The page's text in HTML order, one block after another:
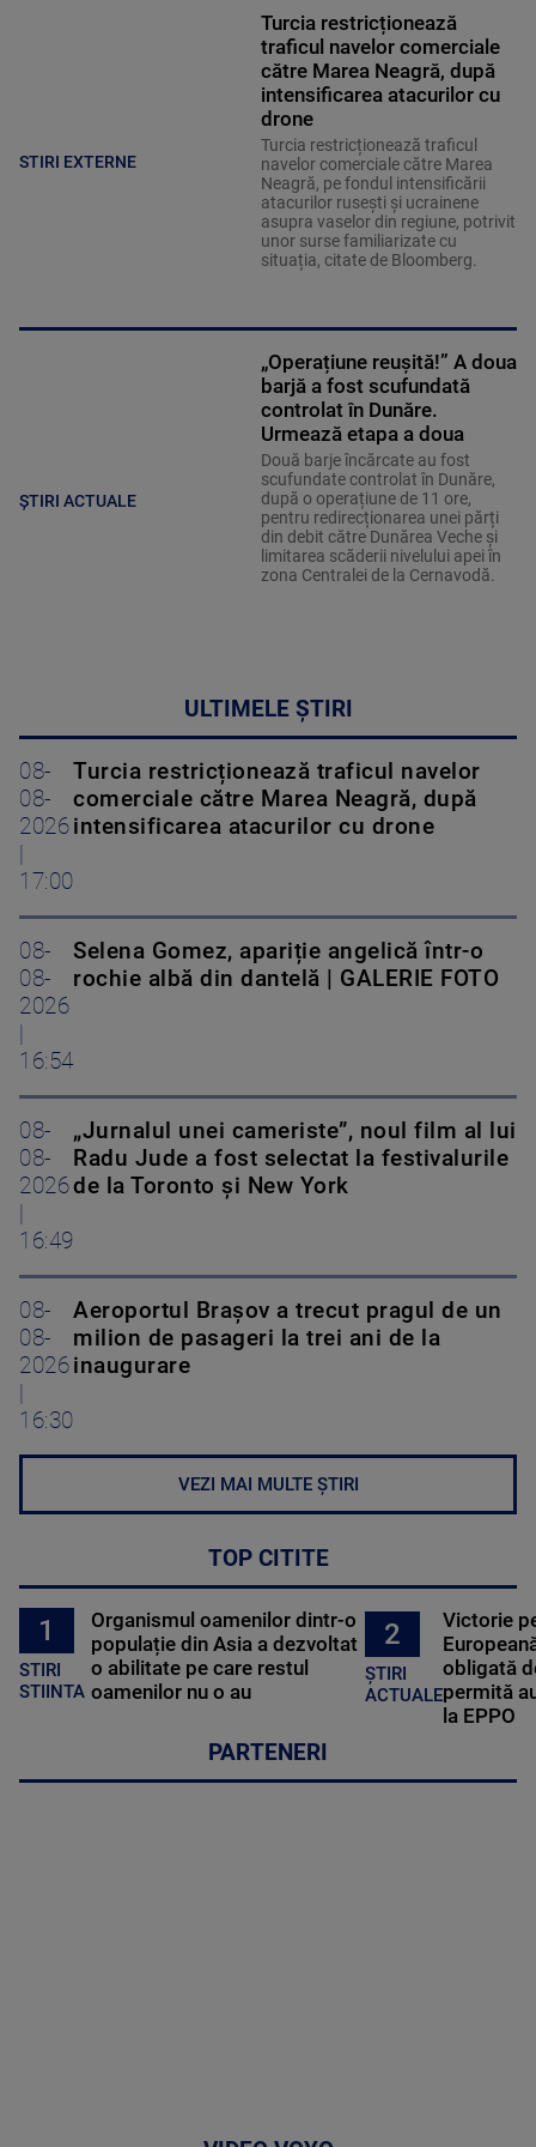
STIRI EXTERNE
Turcia restricționează
traficul navelor comerciale
către Marea Neagră, după
intensificarea atacurilor cu
drone
Turcia restricționează traficul
navelor comerciale către Marea
Neagră, pe fondul intensificării
atacurilor rusești și ucrainene
asupra vaselor din regiune, potrivit
unor surse familiarizate cu
situația, citate de Bloomberg.
ȘTIRI ACTUALE
„Operațiune reușită!” A doua
barjă a fost scufundată
controlat în Dunăre.
Urmează etapa a doua
Două barje încărcate au fost
scufundate controlat în Dunăre,
după o operațiune de 11 ore,
pentru redirecționarea unei părți
din debit către Dunărea Veche și
limitarea scăderii nivelului apei în
zona Centralei de la Cernavodă.
ULTIMELE ȘTIRI
08-
08-
2026
17:00
Turcia restricționează traficul navelor
comerciale către Marea Neagră, după
intensificarea atacurilor cu drone
08-
08-
2026
16:54
Selena Gomez, apariție angelică într-o
rochie albă din dantelă | GALERIE FOTO
08-
08-
2026
16:49
„Jurnalul unei cameriste”, noul film al lui
Radu Jude a fost selectat la festivalurile
de la Toronto și New York
08-
08-
2026
16:30
Aeroportul Brașov a trecut pragul de un
milion de pasageri la trei ani de la
inaugurare
VEZI MAI MULTE ȘTIRI
TOP CITITE
1
STIRI
STIINTA
Organismul oamenilor dintr-o
populație din Asia a dezvoltat
o abilitate pe care restul
oamenilor nu o au
2
ȘTIRI
ACTUALE
Victorie
obligată
permită
la EPPO
PARTENERI